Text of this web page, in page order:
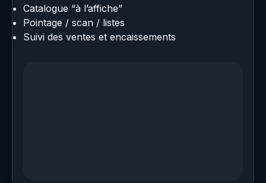
Catalogue “à l’affiche”
Pointage / scan / listes
Suivi des ventes et encaissements